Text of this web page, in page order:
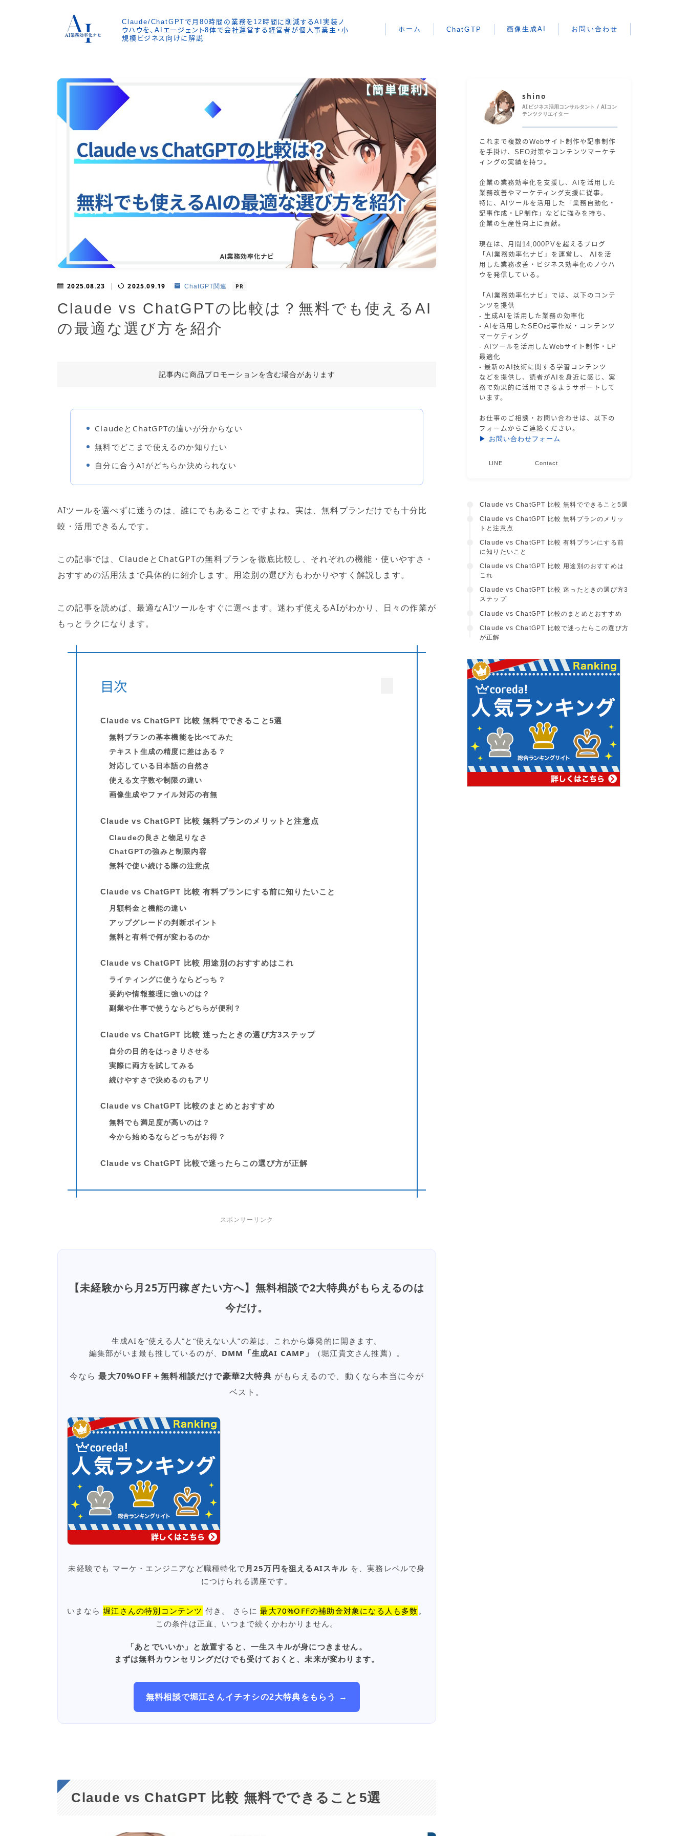
Claude/ChatGPTで月80時間の業務を12時間に削減するAI実装ノ
ウハウを、AIエージェント8体で会社運営する経営者が個人事業主・小
規模ビジネス向けに解説
ホーム ChatGTP 画像生成AI お問い合わせ
2025.08.23 2025.09.19 ChatGPT関連 PR
Claude vs ChatGPTの比較は？無料でも使えるAI
の最適な選び方を紹介
記事内に商品プロモーションを含む場合があります
ClaudeとChatGPTの違いが分からない
無料でどこまで使えるのか知りたい
自分に合うAIがどちらか決められない
AIツールを選べずに迷うのは、誰にでもあることですよね。実は、無料プランだけでも十分比
較・活用できるんです。
この記事では、ClaudeとChatGPTの無料プランを徹底比較し、それぞれの機能・使いやすさ・
おすすめの活用法まで具体的に紹介します。用途別の選び方もわかりやすく解説します。
この記事を読めば、最適なAIツールをすぐに選べます。迷わず使えるAIがわかり、日々の作業が
もっとラクになります。
目次
Claude vs ChatGPT 比較 無料でできること5選
無料プランの基本機能を比べてみた
テキスト生成の精度に差はある？
対応している日本語の自然さ
使える文字数や制限の違い
画像生成やファイル対応の有無
Claude vs ChatGPT 比較 無料プランのメリットと注意点
Claudeの良さと物足りなさ
ChatGPTの強みと制限内容
無料で使い続ける際の注意点
Claude vs ChatGPT 比較 有料プランにする前に知りたいこと
月額料金と機能の違い
アップグレードの判断ポイント
無料と有料で何が変わるのか
Claude vs ChatGPT 比較 用途別のおすすめはこれ
ライティングに使うならどっち？
要約や情報整理に強いのは？
副業や仕事で使うならどちらが便利？
Claude vs ChatGPT 比較 迷ったときの選び方3ステップ
自分の目的をはっきりさせる
実際に両方を試してみる
続けやすさで決めるのもアリ
Claude vs ChatGPT 比較のまとめとおすすめ
無料でも満足度が高いのは？
今から始めるならどっちがお得？
Claude vs ChatGPT 比較で迷ったらこの選び方が正解
スポンサーリンク
【未経験から月25万円稼ぎたい方へ】無料相談で2大特典がもらえるのは
今だけ。
生成AIを“使える人”と“使えない人”の差は、これから爆発的に開きます。
編集部がいま最も推しているのが、 DMM「生成AI CAMP」 （堀江貴文さん推薦）。
今なら最大70%OFF＋無料相談だけで豪華2大特典 がもらえるので、動くなら本当に今が
ベスト。
未経験でも マーケ・エンジニアなど職種特化で 月25万円を狙えるAIスキル を、実務レベルで身
につけられる講座です。
いまなら堀江さんの特別コンテンツ 付き。 さらに最大70%OFFの補助金対象になる人も多数 。
この条件は正直、いつまで続くかわかりません。
「あとでいいか」と放置すると、一生スキルが身につきません。
まずは無料カウンセリングだけでも受けておくと、未来が変わります。
無料相談で堀江さんイチオシの2大特典をもらう →
Claude vs ChatGPT 比較 無料でできること5選
shino
AIビジネス活用コンサルタント / AIコン
テンツクリエイター
これまで複数のWebサイト制作や記事制作
を手掛け、SEO対策やコンテンツマーケテ
ィングの実績を持つ。
企業の業務効率化を支援し、AIを活用した
業務改善やマーケティング支援に従事。
特に、AIツールを活用した「業務自動化・
記事作成・LP制作」などに強みを持ち、
企業の生産性向上に貢献。
現在は、月間14,000PVを超えるブログ
「AI業務効率化ナビ」を運営し、 AIを活
用した業務改善・ビジネス効率化のノウハ
ウを発信している。
「AI業務効率化ナビ」では、以下のコンテ
ンツを提供
- 生成AIを活用した業務の効率化
- AIを活用したSEO記事作成・コンテンツ
マーケティング
- AIツールを活用したWebサイト制作・LP
最適化
- 最新のAI技術に関する学習コンテンツ
などを提供し、読者がAIを身近に感じ、実
務で効果的に活用できるようサポートして
います。
お仕事のご相談・お問い合わせは、以下の
フォームからご連絡ください。
▶ お問い合わせフォーム
LINE Contact
Claude vs ChatGPT 比較 無料でできること5選
Claude vs ChatGPT 比較 無料プランのメリッ
トと注意点
Claude vs ChatGPT 比較 有料プランにする前
に知りたいこと
Claude vs ChatGPT 比較 用途別のおすすめは
これ
Claude vs ChatGPT 比較 迷ったときの選び方3
ステップ
Claude vs ChatGPT 比較のまとめとおすすめ
Claude vs ChatGPT 比較で迷ったらこの選び方
が正解